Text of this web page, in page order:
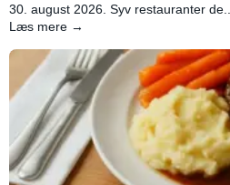
30. august 2026. Syv restauranter de...
Læs mere →